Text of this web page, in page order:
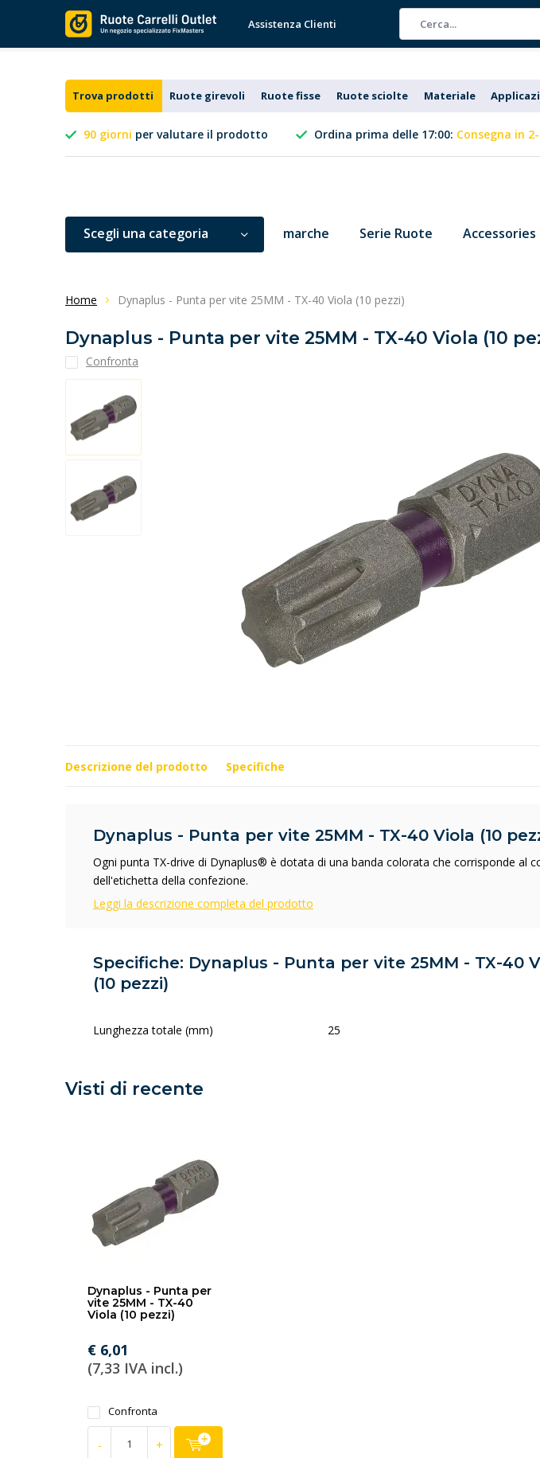
Assistenza Clienti
Trova prodotti Ruote girevoli Ruote fisse Ruote sciolte Materiale
90 giorni per valutare il prodotto Ordina prima delle 17:00: Consegna in
Scegli una categoria marche Serie Ruote Accessories
Home Dynaplus - Punta per vite 25MM - TX-40 Viola (10 pezzi)
Dynaplus - Punta per vite 25MM - TX-40 Viola (10
Confronta
Descrizione del prodotto Specifiche
Dynaplus - Punta per vite 25MM - TX-40 Viola (10
Ogni punta TX-drive di Dynaplus® è dotata di una banda colorata che corrisponde al
dell'etichetta della confezione.
Leggi la descrizione completa del prodotto
Specifiche: Dynaplus - Punta per vite 25MM - TX-40
(10 pezzi)
Lunghezza totale (mm) 25
Visti di recente
Dynaplus - Punta per
vite 25MM - TX-40
Viola (10 pezzi)
€ 6,01
(7,33 IVA incl.)
Confronta
- +